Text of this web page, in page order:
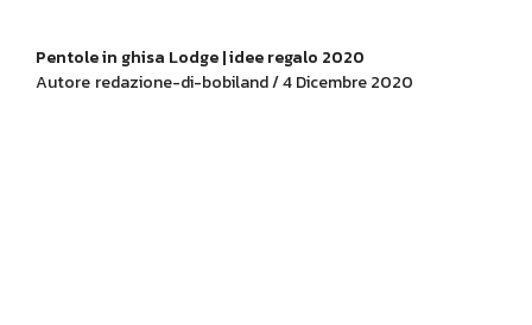
Pentole in ghisa Lodge | idee regalo 2020
Autore redazione-di-bobiland / 4 Dicembre 2020